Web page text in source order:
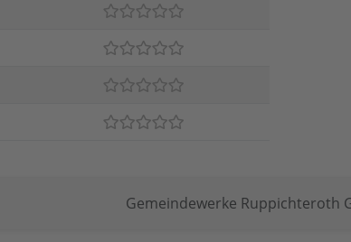
Gemeindewerke Ruppichteroth